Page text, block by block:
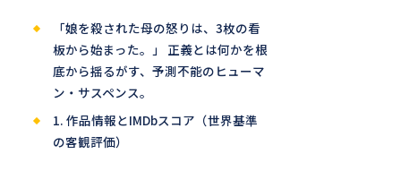
「娘を殺された母の怒りは、3枚の看
板から始まった。」 正義とは何かを根
底から揺るがす、予測不能のヒューマ
ン・サスペンス。
1. 作品情報とIMDbスコア（世界基準
の客観評価）